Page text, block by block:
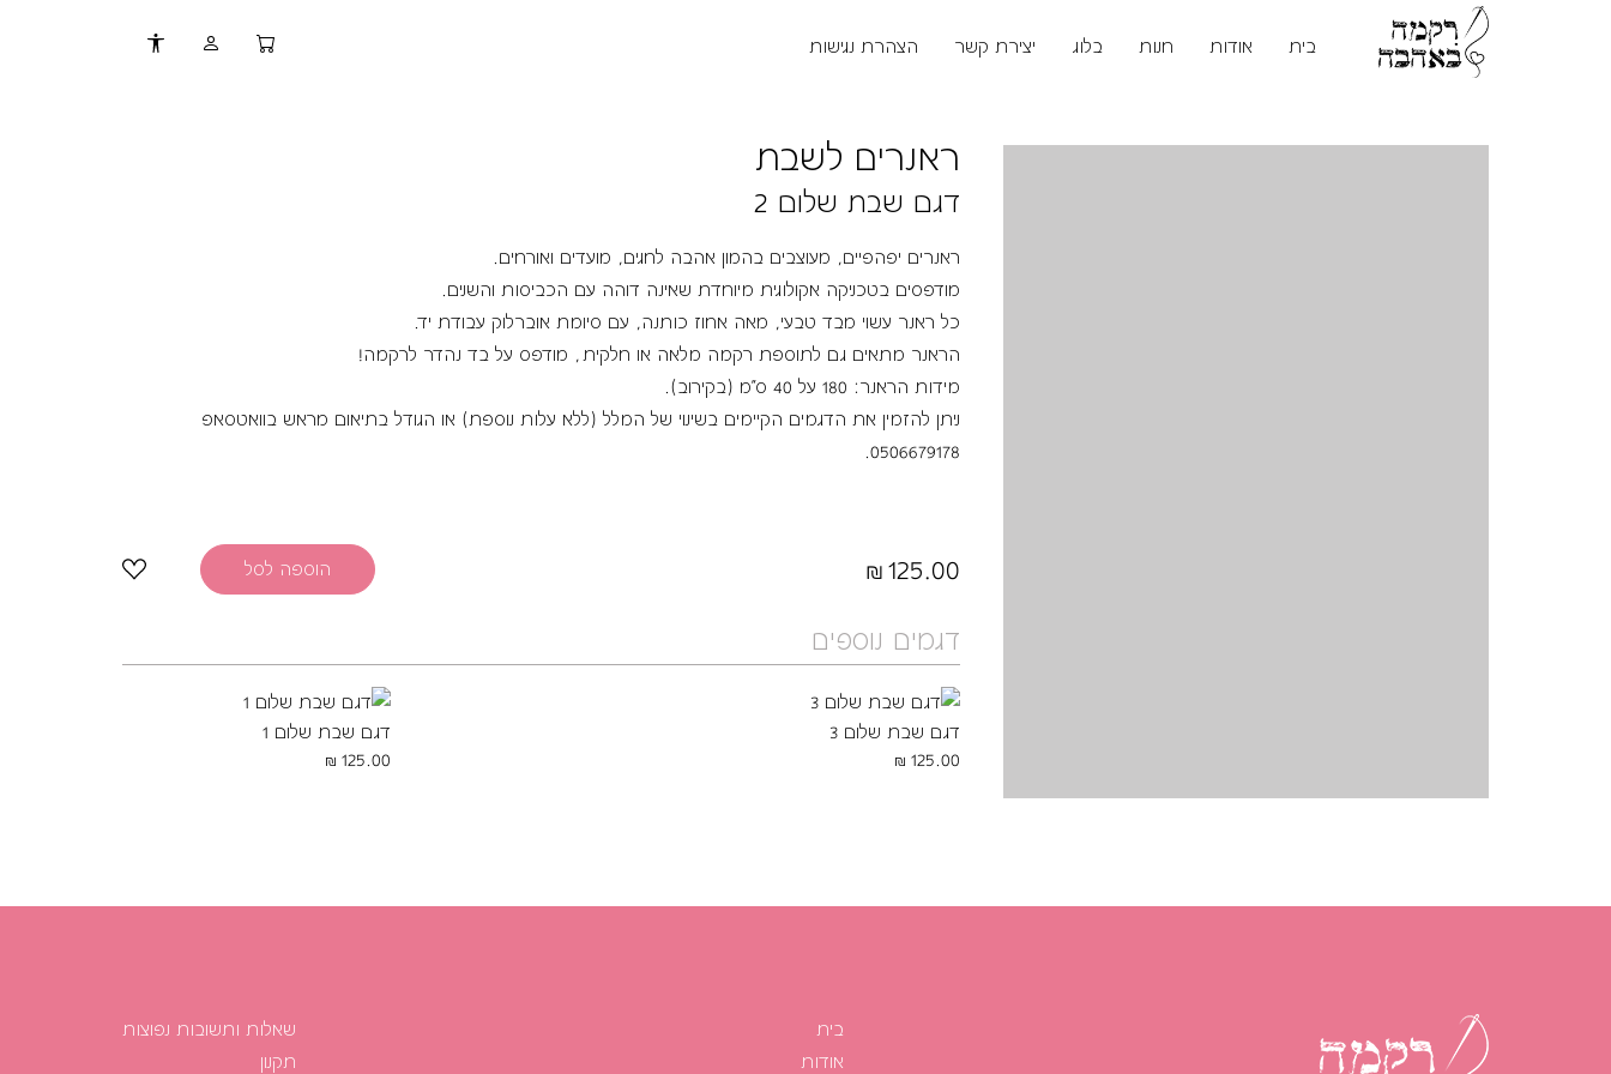
בית אודות חנות בלוג יצירת קשר הצהרת נגישות
ראנרים לשבת
דגם שבת שלום 2
ראנרים יפהפיים, מעוצבים בהמון אהבה לחגים, מועדים ואורחים.
מודפסים בטכניקה אקולוגית מיוחדת שאינה דוהה עם הכביסות והשנים.
כל ראנר עשוי מבד טבעי, מאה אחוז כותנה, עם סיומת אוברלוק עבודת יד.
הראנר מתאים גם לתוספת רקמה מלאה או חלקית, מודפס על בד נהדר לרקמה!
מידות הראנר: 180 על 40 ס"מ (בקירוב).
ניתן להזמין את הדגמים הקיימים בשינוי של המלל (ללא עלות נוספת) או הגודל בתיאום מראש בוואטסאפ
0506679178
.
125.00 הוספה לסל
דגמים נוספים
דגם שבת שלום 3
125.00
דגם שבת שלום 1
125.00
בית
אודות
שאלות ותשובות נפוצות
תקנון